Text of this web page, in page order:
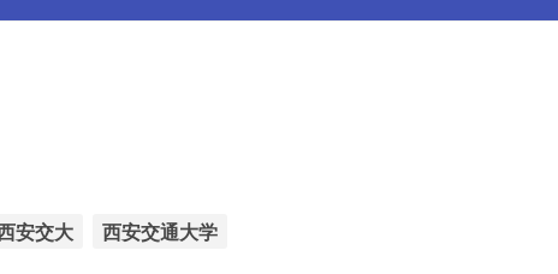
安交大 西安交通大学